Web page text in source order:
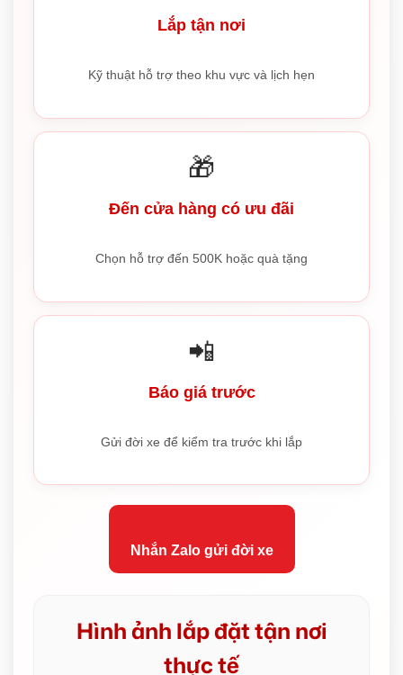
Lắp tận nơi
Kỹ thuật hỗ trợ theo khu vực và lịch hẹn
🎁
Đến cửa hàng có ưu đãi
Chọn hỗ trợ đến 500K hoặc quà tặng
📲
Báo giá trước
Gửi đời xe để kiểm tra trước khi lắp
Nhắn Zalo gửi đời xe
Hình ảnh lắp đặt tận nơi
thực tế